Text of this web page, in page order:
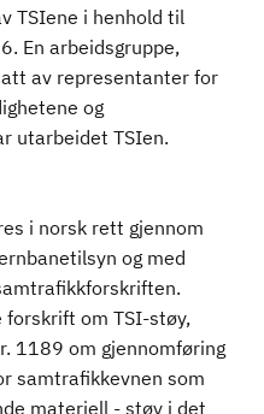
TSIene i henhold til
En arbeidsgruppe,
av representanter for
og
utarbeidet TSIen.
i norsk rett gjennom
og med
forskrift om TSI-støy,
1189 om gjennomføring
samtrafikkevnen som
materiell - støy i det